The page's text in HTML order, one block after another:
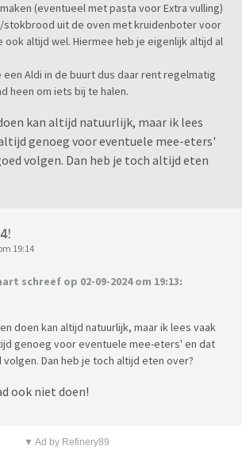
(eventueel met pasta voor Extra vulling)
stokbrood uit de oven met kruidenboter voor
ook altijd wel. Hiermee heb je eigenlijk altijd al
een Aldi in de buurt dus daar rent regelmatig
heen om iets bij te halen.
kan altijd natuurlijk, maar ik lees
genoeg voor eventuele mee-eters'
volgen. Dan heb je toch altijd eten
19:14
schreef op 02-09-2024 om 19:13:
doen kan altijd natuurlijk, maar ik lees vaak
genoeg voor eventuele mee-eters' en dat
Dan heb je toch altijd eten over?
ook niet doen!
▼ Ad by Refinery89